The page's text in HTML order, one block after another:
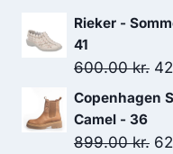
Rieker -
41
600.00kr.
Copenhagen
Camel - 36
899.00kr.